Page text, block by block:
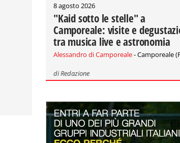
8 agosto 2026
"Kaid sotto le stelle" a
Camporeale: visite e
tra musica live e astronomia
Alessandro di Camporeale- Camporeale
diRedazione